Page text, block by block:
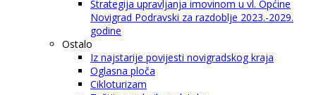
Strategija upravljanja imovinom u vl. Općine
Novigrad Podravski za razdoblje 2023.-2029.
godine
Ostalo
Iz najstarije povijesti novigradskog kraja
Oglasna ploča
Cikloturizam